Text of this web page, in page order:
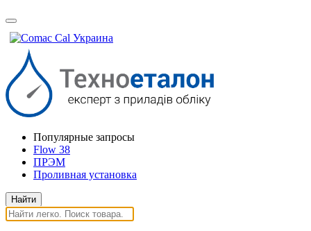
Популярные запросы
Flow 38
ПРЭМ
Проливная установка